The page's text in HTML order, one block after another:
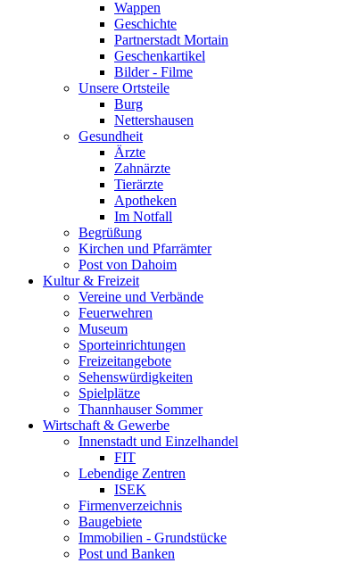
Wappen
Geschichte
Partnerstadt Mortain
Geschenkartikel
Bilder - Filme
Unsere Ortsteile
Burg
Nettershausen
Gesundheit
Ärzte
Zahnärzte
Tierärzte
Apotheken
Im Notfall
Begrüßung
Kirchen und Pfarrämter
Post von Dahoim
Kultur & Freizeit
Vereine und Verbände
Feuerwehren
Museum
Sporteinrichtungen
Freizeitangebote
Sehenswürdigkeiten
Spielplätze
Thannhauser Sommer
Wirtschaft & Gewerbe
Innenstadt und Einzelhandel
FIT
Lebendige Zentren
ISEK
Firmenverzeichnis
Baugebiete
Immobilien - Grundstücke
Post und Banken